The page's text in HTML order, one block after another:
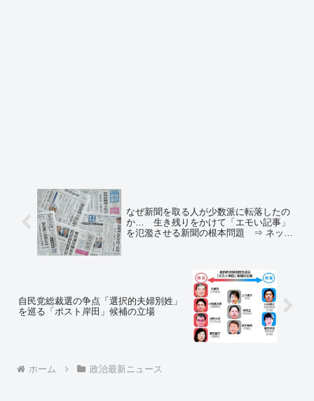
なぜ新聞を取る人が少数派に転落したの
か… 生き残りをかけて「エモい記事」
を氾濫させる新聞の根本問題 ⇒ ネット
自民党総裁選の争点「選択的夫婦別姓」
を巡る「ポスト岸田」候補の立場
ホーム 政治最新ニュース